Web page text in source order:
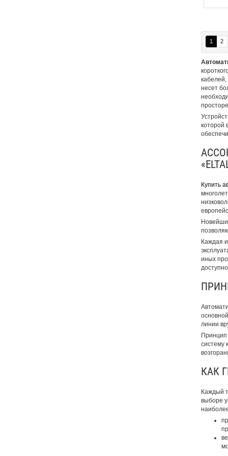
1 2
кабелей,
несет
которой
Купить
Каждая
иных
линии
Принцип
систему
КАК
Каждый
выборе